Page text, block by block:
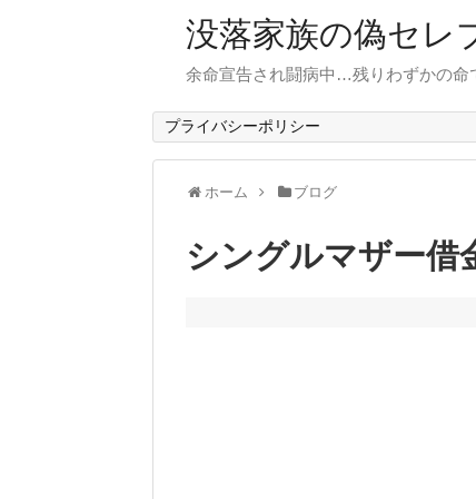
没落家族の偽セレ
余命宣告され闘病中…残りわずかの命
プライバシーポリシー
ホーム ブログ
シングルマザー